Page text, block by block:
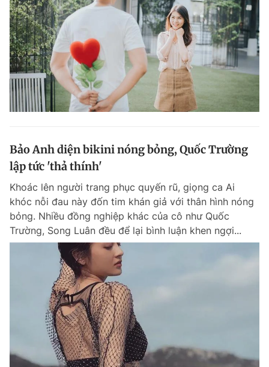
Bảo Anh diện bikini nóng bỏng, Quốc Trường
lập tức 'thả thính'
Khoác lên người trang phục quyến rũ, giọng ca Ai
khóc nỗi đau này đốn tim khán giả với thân hình nóng
bỏng. Nhiều đồng nghiệp khác của cô như Quốc
Trường, Song Luân đều để lại bình luận khen ngợi...